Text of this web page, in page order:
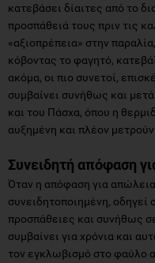
κατεβάσει δίαιτες από το
προσπάθειά τους πριν τις
«αξιοπρέπεια» στην
κόβοντας το φαγητό,
ακόμα, οι πιο συνετοί,
συμβαίνει συνήθως και
και του Πάσχα, όπου η
αυξημένη και πλέον
Συνειδητή απόφαση
Όταν η απόφαση για
συνειδητοποιημένη,
προσπάθειες και συνήθως
συμβαίνει για χρόνια και
τον εγκλωβισμό στο φαύλο